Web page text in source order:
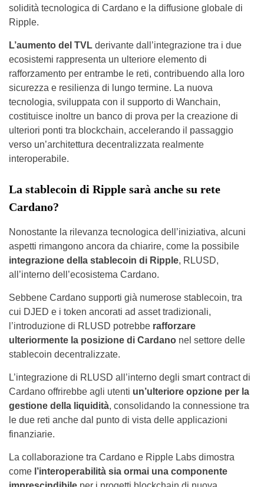
solidità tecnologica di Cardano e la diffusione globale di
Ripple.
L’aumento del TVL derivante dall’integrazione tra i due
ecosistemi rappresenta un ulteriore elemento di
rafforzamento per entrambe le reti, contribuendo alla loro
sicurezza e resilienza di lungo termine. La nuova
tecnologia, sviluppata con il supporto di Wanchain,
costituisce inoltre un banco di prova per la creazione di
ulteriori ponti tra blockchain, accelerando il passaggio
verso un’architettura decentralizzata realmente
interoperabile.
La stablecoin di Ripple sarà anche su rete
Cardano?
Nonostante la rilevanza tecnologica dell’iniziativa, alcuni
aspetti rimangono ancora da chiarire, come la possibile
integrazione della stablecoin di Ripple, RLUSD,
all’interno dell’ecosistema Cardano.
Sebbene Cardano supporti già numerose stablecoin, tra
cui DJED e i token ancorati ad asset tradizionali,
l’introduzione di RLUSD potrebbe rafforzare
ulteriormente la posizione di Cardano nel settore delle
stablecoin decentralizzate.
L’integrazione di RLUSD all’interno degli smart contract di
Cardano offrirebbe agli utenti un’ulteriore opzione per la
gestione della liquidità, consolidando la connessione tra
le due reti anche dal punto di vista delle applicazioni
finanziarie.
La collaborazione tra Cardano e Ripple Labs dimostra
come l’interoperabilità sia ormai una componente